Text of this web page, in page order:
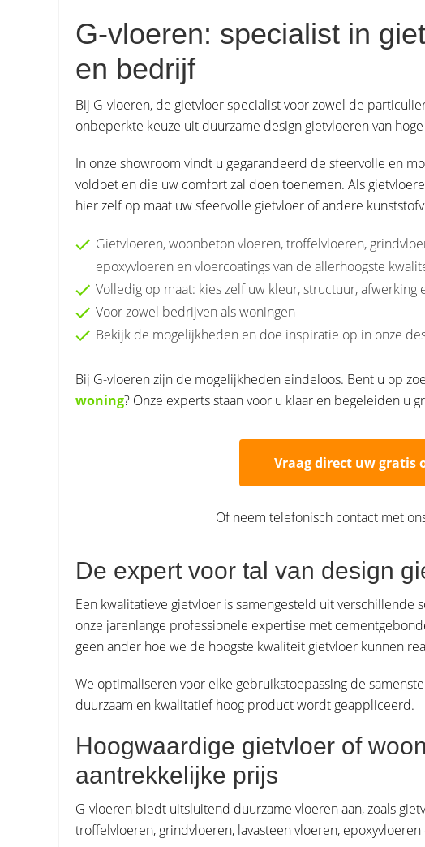
G-vloeren: specialist in
en bedrijf
Bij G-vloeren, de gietvloer specialist voor zowel de
onbeperkte keuze uit duurzame design gietvloeren van
In onze showroom vindt u gegarandeerd de sfeervolle en
voldoet en die uw comfort zal doen toenemen. Als
hier zelf op maat uw sfeervolle gietvloer of andere
Gietvloeren, woonbeton vloeren, troffelvloeren,
epoxyvloeren en vloercoatings van de allerhoogste
Volledig op maat: kies zelf uw kleur, structuur, afwerking
Voor zowel bedrijven als woningen
Bekijk de mogelijkheden en doe inspiratie op in onze
Bij G-vloeren zijn de mogelijkheden eindeloos. Bent u op
woning? Onze experts staan voor u klaar en begeleiden u
Vraag direct uw gratis
Of neem telefonisch contact met
De expert voor tal van design
Een kwalitatieve gietvloer is samengesteld uit verschillende
onze jarenlange professionele expertise met
geen ander hoe we de hoogste kwaliteit gietvloer kunnen
We optimaliseren voor elke gebruikstoepassing de
duurzaam en kwalitatief hoog product wordt geappliceerd.
Hoogwaardige gietvloer of
aantrekkelijke prijs
G-vloeren biedt uitsluitend duurzame vloeren aan, zoals
troffelvloeren, grindvloeren, lavasteen vloeren, epoxyvloeren